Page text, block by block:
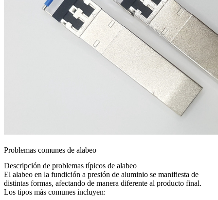
Problemas comunes de alabeo
Descripción de problemas típicos de alabeo
El alabeo en la fundición a presión de aluminio se manifiesta de
distintas formas, afectando de manera diferente al producto final.
Los tipos más comunes incluyen: